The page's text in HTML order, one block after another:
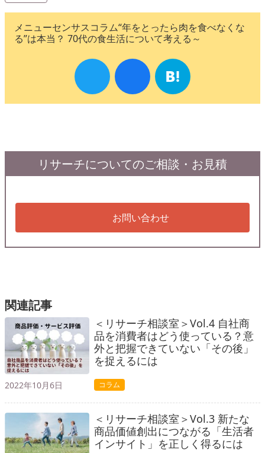
メニューセンサスコラム“年をとったら肉を食べなくな
る”は本当？ 70代の食生活について考える～
リサーチについてのご相談・お見積
お問い合わせ
関連記事
＜リサーチ相談室＞Vol.4 自社商
品を消費者はどう使っている？意
外と把握できていない「その後」
を捉えるには
2022年10月6日 コラム
＜リサーチ相談室＞Vol.3 新たな
商品価値創出につながる「生活者
インサイト」を正しく得るには